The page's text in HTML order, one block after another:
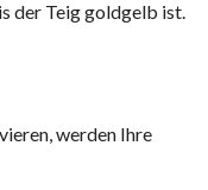
der Teig goldgelb ist.
werden Ihre